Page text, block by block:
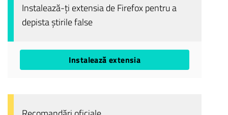
Instalează-ți extensia de Firefox pentru a
depista știrile false
Instalează extensia